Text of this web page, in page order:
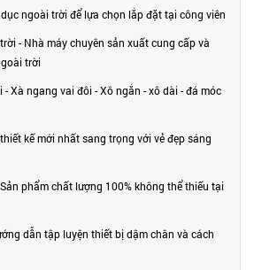
ngoài trời để lựa chọn lắp đặt tại công viên
- Nhà máy chuyên sản xuất cung cấp và
trời
Xà ngang vai đôi - Xô ngắn - xô dài - đá móc
kế mới nhất sang trọng với vẻ đẹp sáng
phẩm chất lượng 100% không thể thiếu tại
dẫn tập luyện thiết bị dậm chân và cách